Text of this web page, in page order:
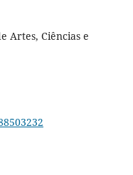
Artes, Ciências e